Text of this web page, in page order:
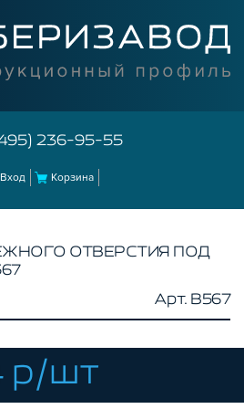
236-95-55
Вход Корзина
ПРОФИЛЬ ДЛЯ
ОТВЕРСТИЯ ПОД
Арт. B567
р/шт